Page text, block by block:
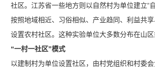
社区。江苏省一些地方则以自然村为单位建立“
按照地域相近、习俗相似、产业趋同、利益共
设置农村社区。这种实验单位大多数分布在山区
“一村一社区”模式
以建制村为单位设置社区，由村党组织和村委